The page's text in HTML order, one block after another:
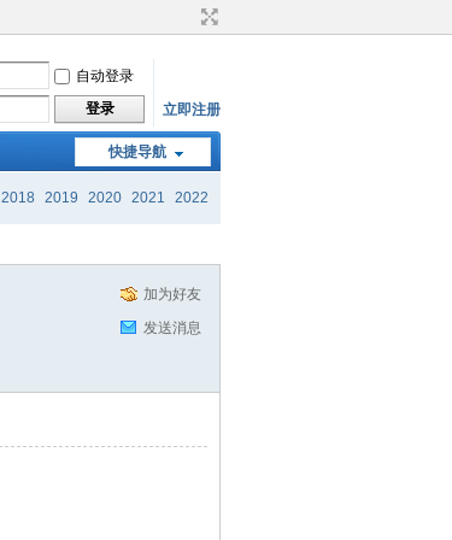
自动登录
登录 立即注册
快捷导航
2018 2019 2020 2021 2022
加为好友
发送消息